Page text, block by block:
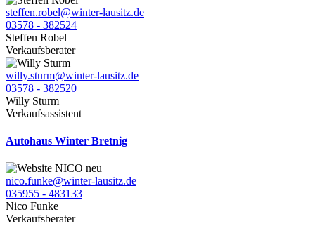
steffen.robel@winter-lausitz.de
03578 - 382524
Steffen Robel
Verkaufsberater
willy.sturm@winter-lausitz.de
03578 - 382520
Willy Sturm
Verkaufsassistent
Autohaus Winter Bretnig
nico.funke@winter-lausitz.de
035955 - 483133
Nico Funke
Verkaufsberater